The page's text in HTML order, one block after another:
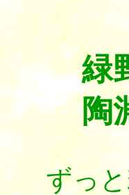
緑
陶淵
ずっと